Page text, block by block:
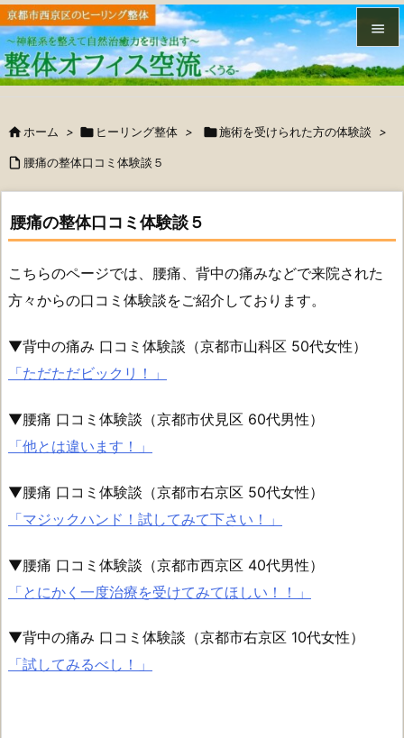


メニュ
サイド
検索
 ホーム >  ヒーリング整体 > 施術を受けられた方の体験談 >
 腰痛の整体口コミ体験談５
腰痛の整体口コミ体験談５
こちらのページでは、腰痛、背中の痛みなどで来院された
方々からの口コミ体験談をご紹介しております。
▼背中の痛み 口コミ体験談（京都市山科区 50代女性）
「ただただビックリ！」
▼腰痛 口コミ体験談（京都市伏見区 60代男性）
「他とは違います！」
▼腰痛 口コミ体験談（京都市右京区 50代女性）
「マジックハンド！試してみて下さい！」
▼腰痛 口コミ体験談（京都市西京区 40代男性）
「とにかく一度治療を受けてみてほしい！！」
▼背中の痛み 口コミ体験談（京都市右京区 10代女性）
「試してみるべし！」